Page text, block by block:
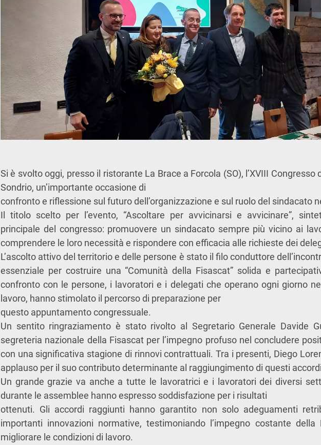
Si è svolto oggi, presso il ristorante La Brace a Forcola (SO), l’XVIII Congresso
Sondrio, un’importante occasione di
confronto e riflessione sul futuro dell’organizzazione e sul ruolo del sindacato
Il titolo scelto per l’evento, “Ascoltare per avvicinarsi e avvicinare”,
principale del congresso: promuovere un sindacato sempre più vicino ai
comprendere le loro necessità e rispondere con efficacia alle richieste dei
L’ascolto attivo del territorio e delle persone è stato il filo conduttore
essenziale per costruire una “Comunità della Fisascat” solida e
confronto con le persone, i lavoratori e i delegati che operano ogni giorno
lavoro, hanno stimolato il percorso di preparazione per
questo appuntamento congressuale.
Un sentito ringraziamento è stato rivolto al Segretario Generale Davide
segreteria nazionale della Fisascat per l’impegno profuso nel concludere
con una significativa stagione di rinnovi contrattuali. Tra i presenti, Diego
applauso per il suo contributo determinante al raggiungimento di questi
Un grande grazie va anche a tutte le lavoratrici e i lavoratori dei diversi
durante le assemblee hanno espresso soddisfazione per i risultati
ottenuti. Gli accordi raggiunti hanno garantito non solo adeguamenti
importanti innovazioni normative, testimoniando l’impegno costante della
migliorare le condizioni di lavoro.